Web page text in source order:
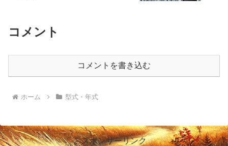
コメント
コメントを書き込む
ホーム 型式・年式
スポンサーリンク